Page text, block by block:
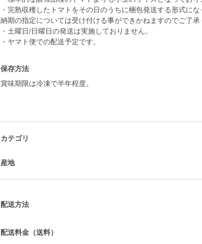
・完熟収穫したトマトをその日のうちに梱包発送する形式にな
納期の指定については受け付ける事ができかねますのでご了承
・土曜日/日曜日の発送は実施しておりません。
・ヤマト便での配送予定です。
保存方法
賞味期限は冷凍で半年程度。
カテゴリ
産地
配送方法
配送料金（送料）